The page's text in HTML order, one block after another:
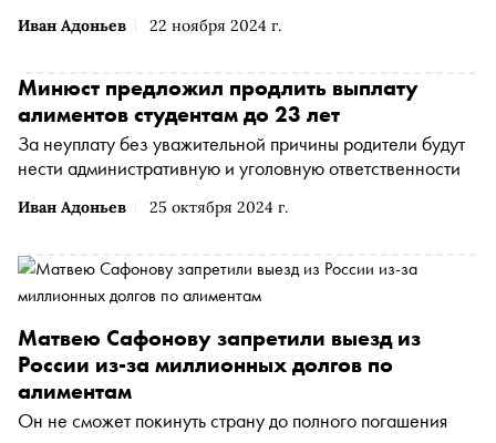
Иван Адоньев 22 ноября 2024 г.
Иван Адоньев 25 октября 2024 г.
Минюст предложил продлить выплату
алиментов студентам до 23 лет
За неуплату без уважительной причины родители будут
нести административную и уголовную ответственности
Матвею Сафонову запретили выезд из
России из-за миллионных долгов по
алиментам
Он не сможет покинуть страну до полного погашения